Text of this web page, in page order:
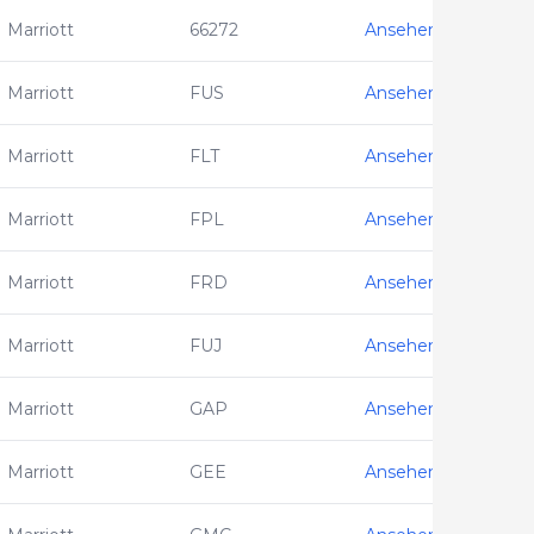
Marriott 66272 Ansehen
Marriott FUS Ansehen
Marriott FLT Ansehen
Marriott FPL Ansehen
Marriott FRD Ansehen
Marriott FUJ Ansehen
Marriott GAP Ansehen
Marriott GEE Ansehen